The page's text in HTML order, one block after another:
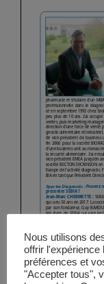
Manifestations
Abonnements
Annonceurs
Nous utilisons
offrir l'expérience
préférences et
"Accepter tous",